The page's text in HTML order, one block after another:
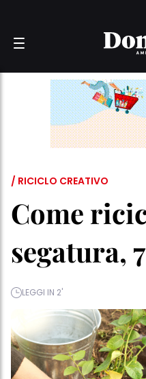
/ RICICLO CREATIVO
Come
segatura,
LEGGI IN 2'